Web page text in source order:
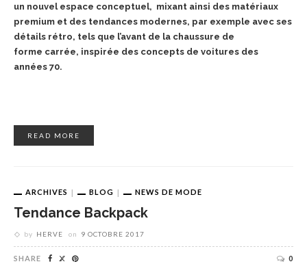
un nouvel espace conceptuel, mixant ainsi des matériaux
premium et des tendances modernes, par exemple avec ses
détails rétro, tels que l’avant de la chaussure de
forme carrée, inspirée des concepts de voitures des
années 70.
READ MORE
ARCHIVES BLOG NEWS DE MODE
Tendance Backpack
by HERVE on 9 OCTOBRE 2017
SHARE 0